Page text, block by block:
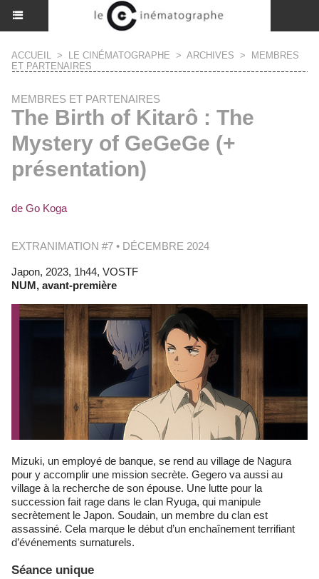
ACCUEIL > LE CINÉMATOGRAPHE > ARCHIVES >
MEMBRES
ET PARTENAIRES
MEMBRES ET PARTENAIRES
The Birth of Kitarô : The
Mystery of GeGeGe (+
présentation)
de Go Koga
EXTRANIMATION #7 • DÉCEMBRE 2024
Japon, 2023, 1h44, VOSTF
NUM, avant-première
Mizuki, un employé de banque, se rend au village de Nagura
pour y accomplir une mission secrète. Gegero va aussi au
village à la recherche de son épouse. Une lutte pour la
succession fait rage dans le clan Ryuga, qui manipule
secrètement le Japon. Soudain, un membre du clan est
assassiné. Cela marque le début d’un enchaînement terrifiant
d’événements surnaturels.
Séance unique